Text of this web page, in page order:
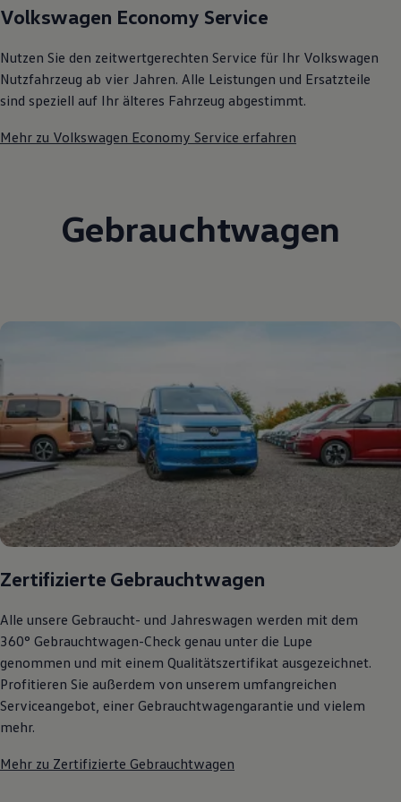
75 Jahre Bulli Jubiläum
Volkswagen Economy Service
Nutzen Sie den zeitwertgerechten Service für Ihr Volkswagen
Nutzfahrzeug ab vier Jahren. Alle Leistungen und Ersatzteile
sind speziell auf Ihr älteres Fahrzeug abgestimmt.
Mehr zu Volkswagen Economy Service erfahren
Gebrauchtwagen
Zertifizierte Gebrauchtwagen
Alle unsere Gebraucht- und Jahreswagen werden mit dem
360° Gebrauchtwagen-Check genau unter die Lupe
genommen und mit einem Qualitätszertifikat ausgezeichnet.
Profitieren Sie außerdem von unserem umfangreichen
Serviceangebot, einer Gebrauchtwagengarantie und vielem
mehr.
Mehr zu Zertifizierte Gebrauchtwagen